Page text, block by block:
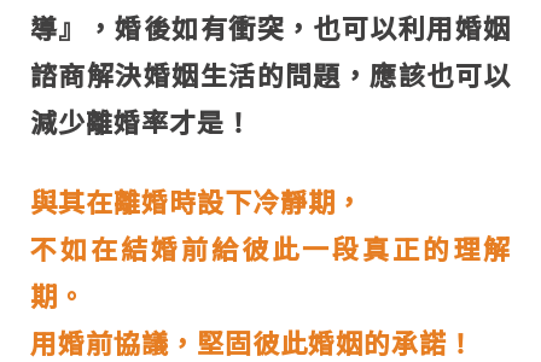
導』，婚後如有衝突，也可以利用婚姻
諮商解決婚姻生活的問題，應該也可以
減少離婚率才是！
與其在離婚時設下冷靜期，
不如在結婚前給彼此一段真正的理解
期。
用婚前協議，堅固彼此婚姻的承諾！